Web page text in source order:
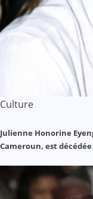
Culture
Julienne Honorine
Cameroun, est décédée